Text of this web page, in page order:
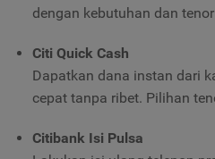
dengan kebutuhan dan
Citi Quick Cash
Dapatkan dana instan dari
cepat tanpa ribet. Pilihan
Citibank Isi Pulsa